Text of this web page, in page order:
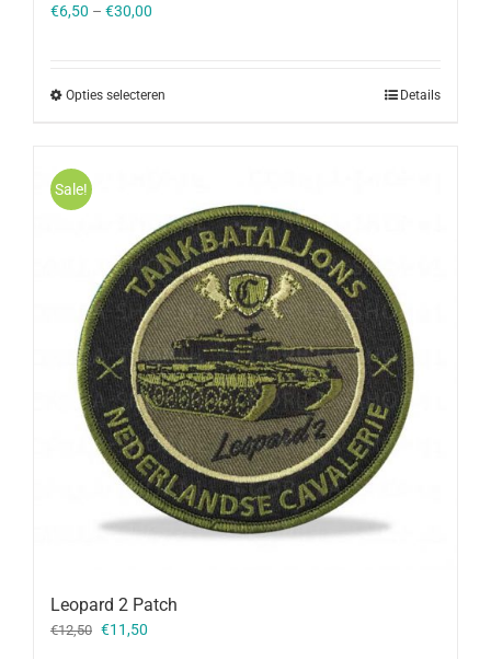
€6,50 – €30,00
Opties selecteren Details
Sale!
Leopard 2 Patch
€12,50 Oorspronkelijke
€11,50